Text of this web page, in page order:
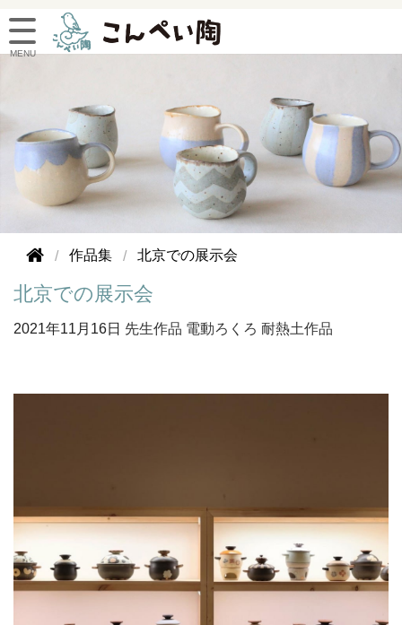
作品集 北京での展示会
北京での展示会
2021年11月16日 先生作品 電動ろくろ 耐熱土作品